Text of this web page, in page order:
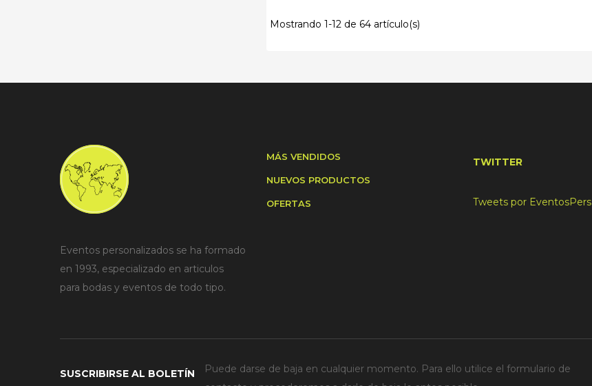
Mostrando 1-12 de 64 artículo(s)
Eventos personalizados se ha formado
en 1993, especializado en articulos
para bodas y eventos de todo tipo.
MÁS VENDIDOS
NUEVOS PRODUCTOS
OFERTAS
TWITTER
Tweets por EventosPers
SUSCRIBIRSE AL BOLETÍN
Puede darse de baja en cualquier momento. Para ello utilice el formulario de